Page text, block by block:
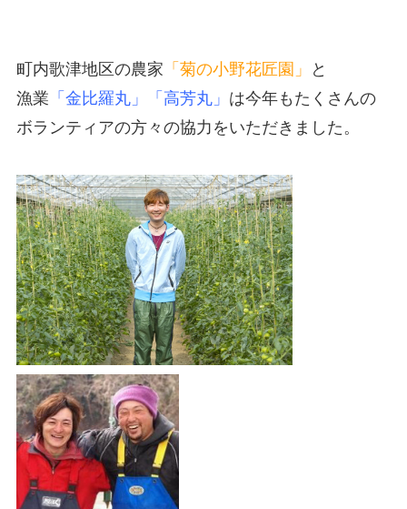
町内歌津地区の農家 「菊の小野花匠園」
と
漁業 「金比羅丸」「高芳丸」 は今年もたくさんの
ボランティアの方々の協力をいただきました。